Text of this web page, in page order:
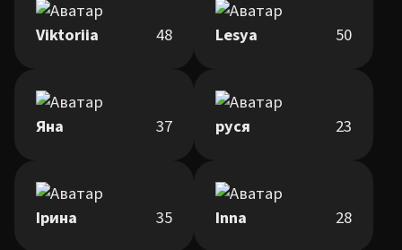
Viktoriia 48 Lesya 50
Яна 37 руся 23
Ірина 35 Inna 28